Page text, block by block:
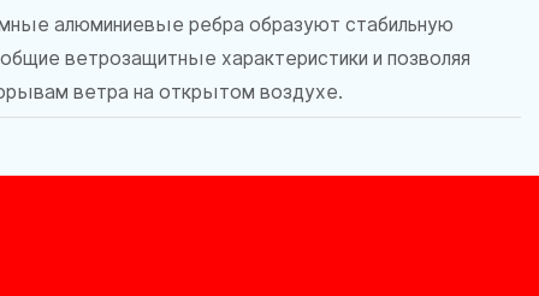
алюминиевые ребра образуют стабильную
ветрозащитные характеристики и позволяя
ветра на открытом воздухе.